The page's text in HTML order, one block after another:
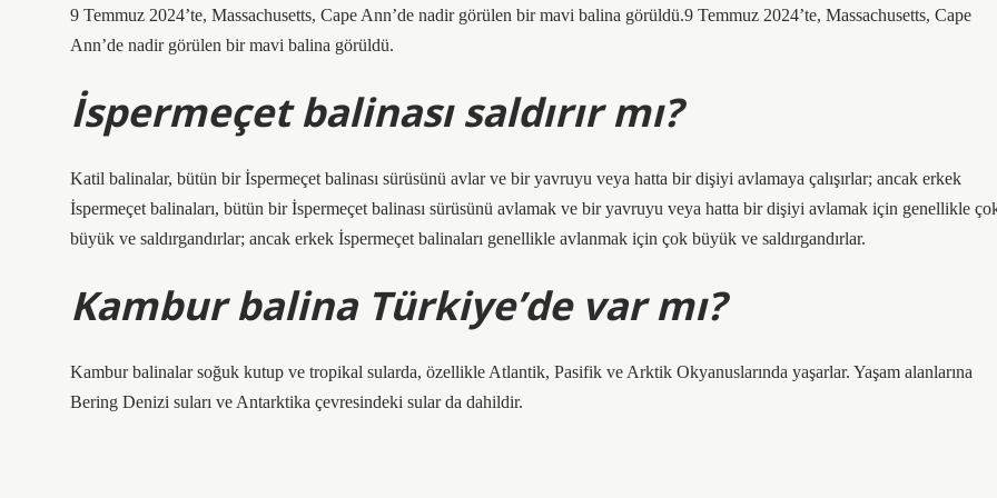
9 Temmuz 2024’te, Massachusetts, Cape Ann’de nadir görülen bir mavi balina görüldü.9 Temmuz 2024’te, Massachusetts, Cape
Ann’de nadir görülen bir mavi balina görüldü.
İspermeçet balinası saldırır mı?
Katil balinalar, bütün bir İspermeçet balinası sürüsünü avlar ve bir yavruyu veya hatta bir dişiyi avlamaya çalışırlar; ancak erkek
İspermeçet balinaları, bütün bir İspermeçet balinası sürüsünü avlamak ve bir yavruyu veya hatta bir dişiyi avlamak için genellikle
büyük ve saldırgandırlar; ancak erkek İspermeçet balinaları genellikle avlanmak için çok büyük ve saldırgandırlar.
Kambur balina Türkiye’de var mı?
Kambur balinalar soğuk kutup ve tropikal sularda, özellikle Atlantik, Pasifik ve Arktik Okyanuslarında yaşarlar. Yaşam alanlarına
Bering Denizi suları ve Antarktika çevresindeki sular da dahildir.